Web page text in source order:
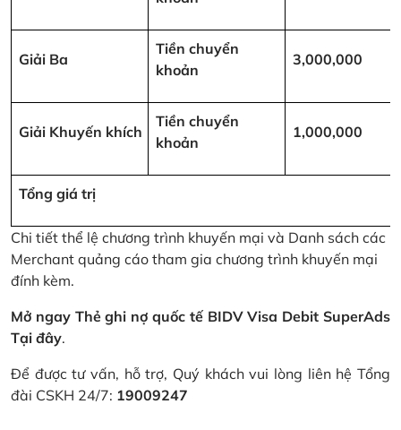
Giải Ba
Tiền chuyển
khoản
3,000,000
Giải Khuyến khích
Tiền chuyển
khoản
1,000,000
Tổng giá trị
Chi tiết thể lệ chương trình khuyến mại và Danh sách các
Merchant quảng cáo tham gia chương trình khuyến mại
đính kèm.
Mở ngay Thẻ ghi nợ quốc tế BIDV Visa Debit SuperAds
Tại đây.
Để được tư vấn, hỗ trợ, Quý khách vui lòng liên hệ Tổng
đài CSKH 24/7: 19009247